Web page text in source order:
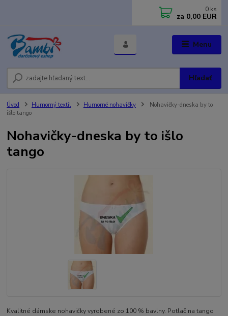
Menu
Hľadať
0 ks
za 0,00 EUR
Úvod Humorný textil Humorné nohavičky
Nohavičky-dneska by to
išlo tango
Nohavičky-dneska by to išlo
tango
Kvalitné dámske nohavičky vyrobené zo 100 % bavlny. Potlač na tango